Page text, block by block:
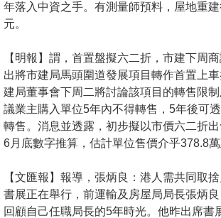
業
手
關
於
我
們
年落入中資之手。有測量師預料，屋地重
元。
【明報】謂，首置盤擬六二折，市建下周
出將市建局馬頭圍道發展項目轉作首置上
建局董事會下周二將討論該項目的轉售限
議業主購入單位5年內不得轉售，5年後可
轉售。消息並透露，初步擬以市價六二折
6月底數字推算，估計單位售價介乎378.8萬
【文匯報】報導，張炳良：港人需共同取
書展正在舉行，前運輸及房屋局局長張炳
回顧自己任職局長的5年時光。他昨出席書